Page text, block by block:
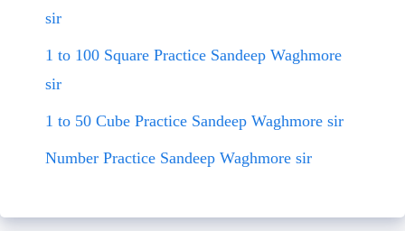
sir
1 to 100 Square Practice Sandeep Waghmore
sir
1 to 50 Cube Practice Sandeep Waghmore sir
Number Practice Sandeep Waghmore sir